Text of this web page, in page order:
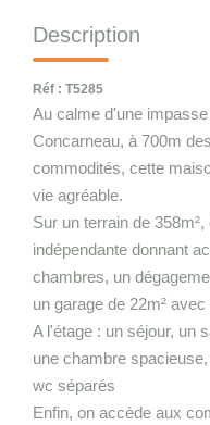
Description
Réf : T5285
Au calme d'une
Concarneau, à 700m
commodités, cette
vie agréable.
Sur un terrain de
indépendante donnant
chambres, un
un garage de 22m²
A l'étage : un séjour, un
une chambre
wc séparés
Enfin, on accède aux